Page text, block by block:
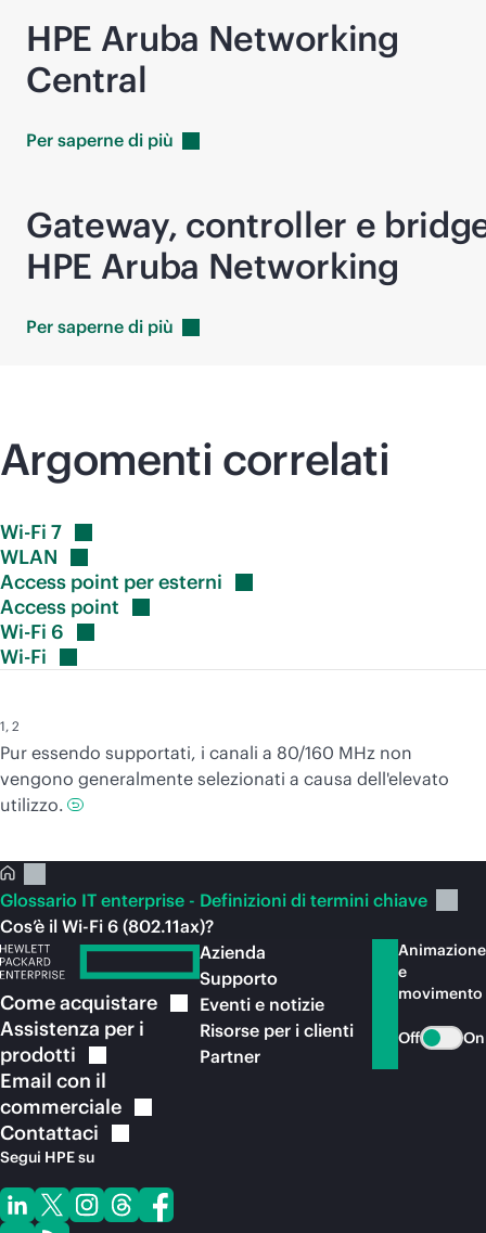
HPE Aruba Networking
Central
Per saperne di più
Gateway, controller e
HPE Aruba Networking
Per saperne di più
Argomenti correlati
Wi-Fi 7
WLAN
Access point peresterni
Access point
Wi-Fi 6
Wi-Fi
1, 2
Pur essendo supportati, i canali a 80/160 MHz non
vengono generalmente selezionati a causa dell'elevato
utilizzo.
Glossario IT enterprise - Definizioni di termini chiave
Cos’è il Wi-Fi 6 (802.11ax)?
Comeacquistare
Assistenza per i
prodotti
Email con il
commerciale
Contattaci
Segui HPE su
Azienda
Supporto
Eventi e notizie
Risorse per i clienti
Partner
Animazione
e
movimento
Off On